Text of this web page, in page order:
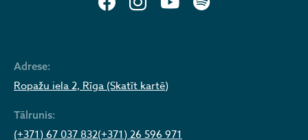
Adrese:
Ropažu iela 2, Rīga (Skatīt kartē)
Tālrunis:
(+371) 67 037 832(+371) 26 596 971